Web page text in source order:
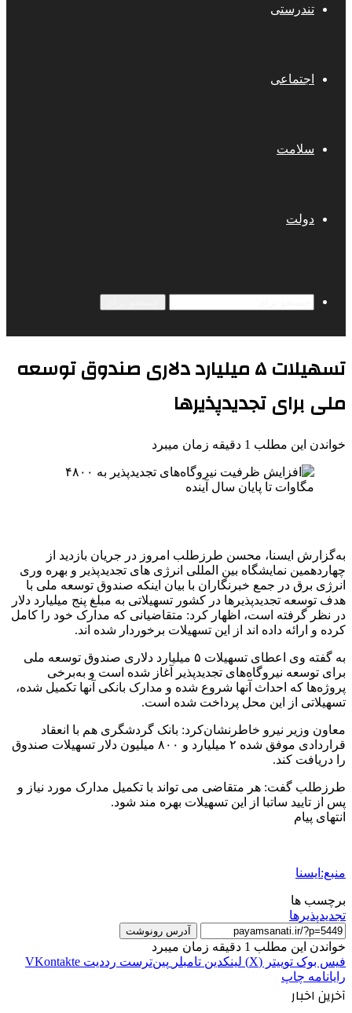
تندرستی
اجتماعی
سلامت
دولت
تسهیلات ۵ میلیارد دلاری صندوق توسعه
ملی برای تجدیدپذیرها
خواندن این مطلب 1 دقیقه زمان میبرد
به‌گزارش ایسنا، محسن طرزطلب امروز در جریان بازدید از
چهاردهمین نمایشگاه بین المللی انرژی های تجدیدپذیر و بهره وری
انرژی برق در جمع خبرنگاران با بیان اینکه صندوق توسعه ملی با
هدف توسعه تجدیدپذیرها در کشور تسهیلاتی به مبلغ پنج میلیارد دلار
در نظر گرفته است، اظهار کرد: متقاضیانی که مدارک خود را کامل
کرده و ارائه داده اند از این تسهیلات برخوردار شده اند.
به گفته وی اعطای تسهیلات ۵ میلیارد دلاری صندوق توسعه ملی
برای توسعه نیروگاه‌های تجدیدپذیر آغاز شده است و به‌برخی
پروژه‌ها که احداث آنها شروع شده و مدارک بانکی آنها تکمیل شده،
تسهیلاتی از این محل پرداخت شده است.
معاون وزیر نیرو خاطرنشان‌کرد: بانک گردشگری هم با انعقاد
قراردادی موفق شده ۲ میلیارد و ۸۰۰ میلیون دلار تسهیلات صندوق
را دریافت کند.
طرزطلب گفت: هر متقاضی می تواند با تکمیل مدارک مورد نیاز و
پس از تایید ساتبا از این تسهیلات بهره مند شود.
انتهای پیام
منبع:ایسنا
برچسب ها
تجدیدپذیرها
آدرس رونوشت
خواندن این مطلب 1 دقیقه زمان میبرد
فیس بوک توییتر (X) لینکدین ‫تامبلر ‫پین‌ترست ‫رددیت ‫VKontakte
رایانامه چاپ
آخرین اخبار